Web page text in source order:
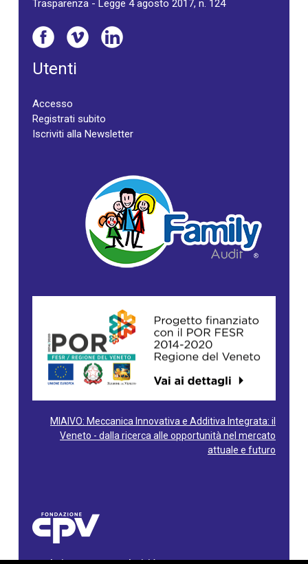
Trasparenza - Legge 4 agosto 2017, n. 124
Utenti
Accesso
Registrati subito
Iscriviti alla Newsletter
MIAIVO: Meccanica Innovativa e Additiva Integrata: il
Veneto - dalla ricerca alle opportunità nel mercato
attuale e futuro